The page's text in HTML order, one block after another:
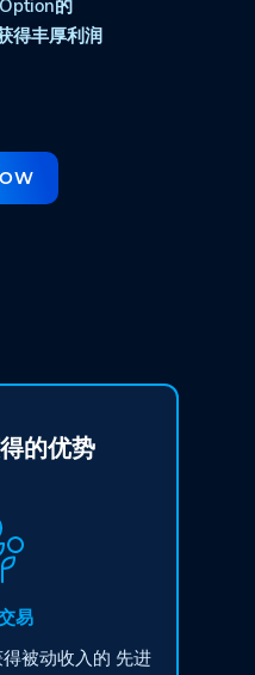
的
得丰厚利润
的优势
易
被动收入的 先进